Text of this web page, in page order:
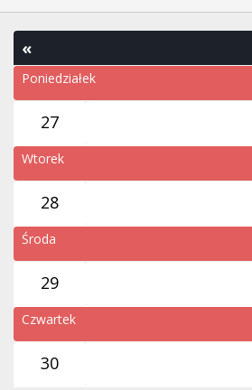
«
Poniedziałek
27
Wtorek
28
Środa
29
Czwartek
30